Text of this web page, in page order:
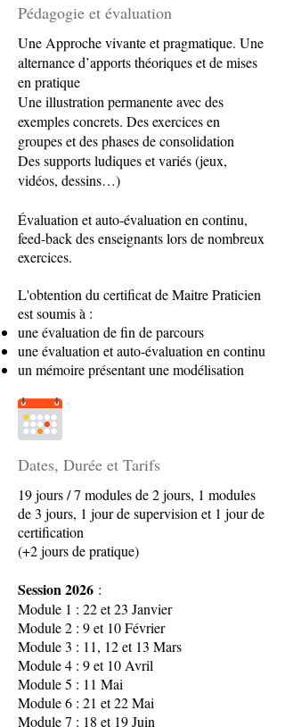
Pédagogie et évaluation
Une Approche vivante et pragmatique. Une
alternance d’apports théoriques et de mises
en pratique
Une illustration permanente avec des
exemples concrets. Des exercices en
groupes et des phases de consolidation
Des supports ludiques et variés (jeux,
vidéos, dessins…)
Évaluation et auto-évaluation en continu,
feed-back des enseignants lors de nombreux
exercices.
L'obtention du certificat de Maitre Praticien
est soumis à :
une évaluation de fin de parcours
une évaluation et auto-évaluation en continu
un mémoire présentant une modélisation
Dates, Durée et Tarifs
19 jours / 7 modules de 2 jours, 1 modules
de 3 jours, 1 jour de supervision et 1 jour de
certification
(+2 jours de pratique)
Session 2026 :
Module 1 : 22 et 23 Janvier
Module 2 : 9 et 10 Février
Module 3 : 11, 12 et 13 Mars
Module 4 : 9 et 10 Avril
Module 5 : 11 Mai
Module 6 : 21 et 22 Mai
Module 7 : 18 et 19 Juin